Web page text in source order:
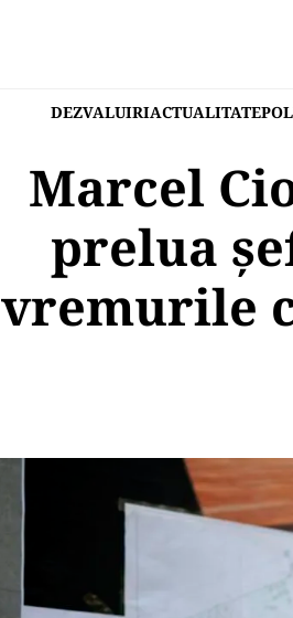
DEZVALUIRIACTUALITATE
Marcel
prelua
vremurile